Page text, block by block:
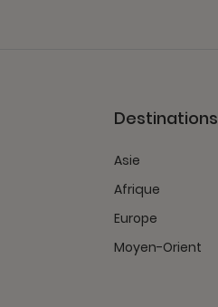
Destinations
Asie
Afrique
Europe
Moyen-Orient